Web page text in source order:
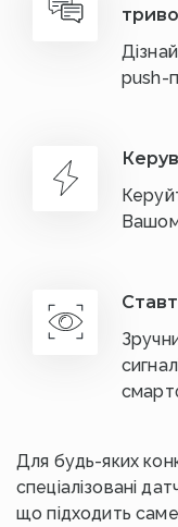
push-
Для будь-яких
спеціалізовані
що підходить